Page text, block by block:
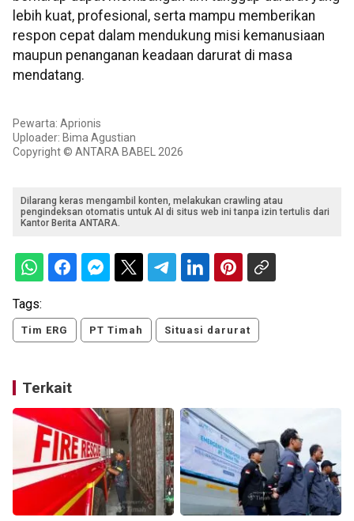
lebih kuat, profesional, serta mampu memberikan
respon cepat dalam mendukung misi kemanusiaan
maupun penanganan keadaan darurat di masa
mendatang.
Pewarta: Aprionis
Uploader: Bima Agustian
Copyright © ANTARA BABEL 2026
Dilarang keras mengambil konten, melakukan crawling atau
pengindeksan otomatis untuk AI di situs web ini tanpa izin tertulis dari
Kantor Berita ANTARA.
Tags:
Tim ERG PT Timah Situasi darurat
Terkait